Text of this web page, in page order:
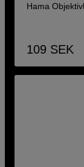
Hama
109 SEK